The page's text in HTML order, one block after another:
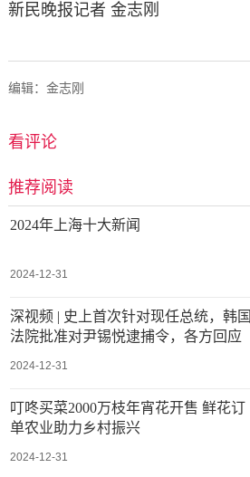
新民晚报记者 金志刚
编辑：金志刚
看评论
推荐阅读
2024年上海十大新闻
2024-12-31
深视频 | 史上首次针对现任总统，韩国
法院批准对尹锡悦逮捕令，各方回应
2024-12-31
叮咚买菜2000万枝年宵花开售 鲜花订
单农业助力乡村振兴
2024-12-31